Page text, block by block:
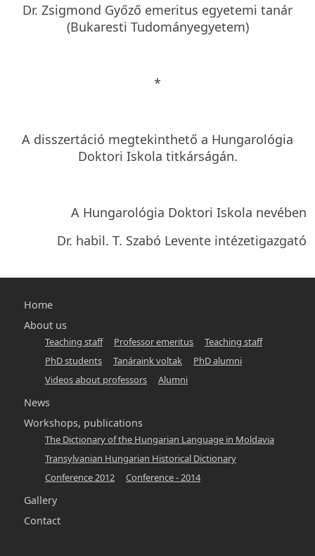
Dr. Zsigmond Győző emeritus egyetemi tanár
(Bukaresti Tudományegyetem)
*
A disszertáció megtekinthető a Hungarológia
Doktori Iskola titkárságán.
A Hungarológia Doktori Iskola nevében
Dr. habil. T. Szabó Levente intézetigazgató
Main
navigation
hunlang
Home
About us
Teaching staff Professor emeritus
Teaching staff
PhD students
Tanáraink voltak
PhD alumni
Videos about professors
Alumni
News
Workshops, publications
The Dictionary of the Hungarian Language in Moldavia
Transylvanian Hungarian Historical Dictionary
Conference 2012
Conference - 2014
Gallery
Contact